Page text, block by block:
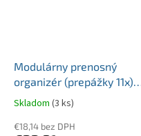
Modulárny prenosný
organizér (prepážky 11x)
MODULAR SOLUTION
517x331x134mm
KMS553515S-S411
Skladom (3 ks)
€18,14 bez DPH